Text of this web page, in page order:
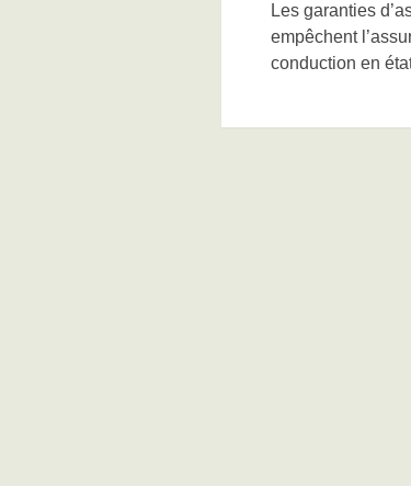
Les garanties
empêchent
conduction en